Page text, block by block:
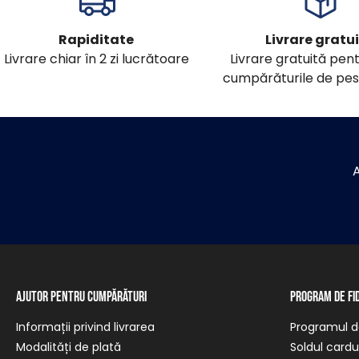
Rapiditate
Livrare chiar în 2 zi lucrătoare
Livrare
Livrare gratuită
cumpărăturile de
Ajutor pentru cumpărături
Informații privind livrarea
Modalități de plată
Program de
Programul
Soldul